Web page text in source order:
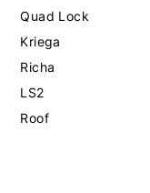
Quad Lock
Kriega
Richa
LS2
Roof